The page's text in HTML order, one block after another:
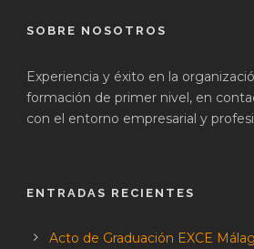
SOBRE NOSOTROS
Experiencia y éxito en la
formación de primer nivel, en
con el entorno empresarial y
ENTRADAS RECIENTES
Acto de Graduación EXCE